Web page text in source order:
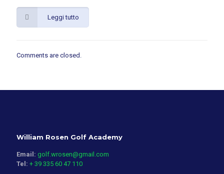
Leggi tutto
Comments are closed.
William Rosen Golf Academy
Email: golf.wrosen@gmail.com
Tel: + 39 335 60 47 110